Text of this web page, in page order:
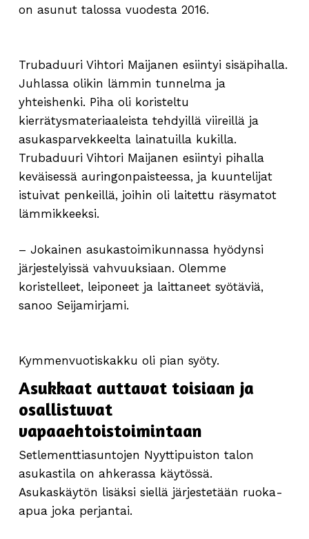
on asunut talossa vuodesta 2016.
Trubaduuri Vihtori Maijanen esiintyi sisäpihalla.
Juhlassa olikin lämmin tunnelma ja
yhteishenki. Piha oli koristeltu
kierrätysmateriaaleista tehdyillä viireillä ja
asukasparvekkeelta lainatuilla kukilla.
Trubaduuri Vihtori Maijanen esiintyi pihalla
keväisessä auringonpaisteessa, ja kuuntelijat
istuivat penkeillä, joihin oli laitettu räsymatot
lämmikkeeksi.
– Jokainen asukastoimikunnassa hyödynsi
järjestelyissä vahvuuksiaan. Olemme
koristelleet, leiponeet ja laittaneet syötäviä,
sanoo Seijamirjami.
Kymmenvuotiskakku oli pian syöty.
Asukkaat auttavat toisiaan ja
osallistuvat
vapaaehtoistoimintaan
Setlementtiasuntojen Nyyttipuiston talon
asukastila on ahkerassa käytössä.
Asukaskäytön lisäksi siellä järjestetään ruoka-
apua joka perjantai.